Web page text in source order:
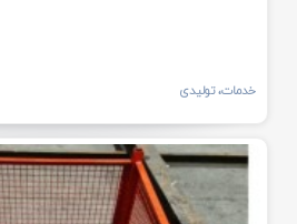
خدمات، تولیدی